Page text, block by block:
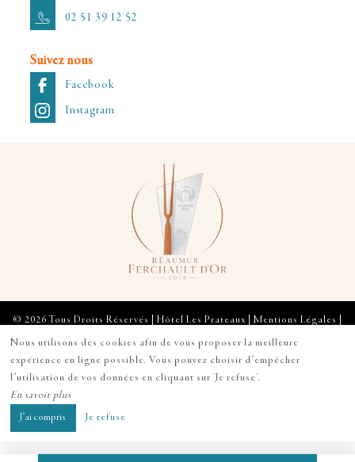
02 51 39 12 52
Suivez nous
Facebook
Instagram
© 2026 Tous Droits Réservés | Hôtel Les Prateaux | Mentions Légales
Plan du Site
Création site internet pour hôtel
Nous utilisons des cookies afin de vous proposer la meilleure
expérience en ligne possible. Vous pouvez choisir d’empêcher
l’utilisation de vos données en cliquant sur 'Je refuse'.
En savoir plus
J’ai compris Je refuse